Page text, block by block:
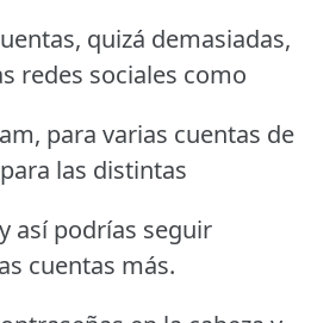
quizá demasiadas,
redes sociales como
para varias cuentas de
las distintas
así podrías seguir
cuentas más.